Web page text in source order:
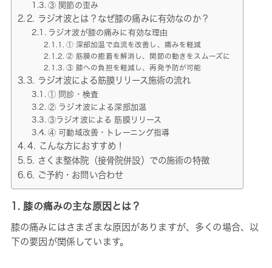
③ 関節の歪み
2. ラジオ波とは？なぜ膝の痛みに有効なのか？
ラジオ波が膝の痛みに有効な理由
① 深部加温で血流を改善し、痛みを軽減
② 筋膜の癒着を解消し、関節の動きをスムーズに
③ 膝への負担を軽減し、再発予防が可能
3. ラジオ波による筋膜リリース施術の流れ
① 問診・検査
② ラジオ波による深部加温
③ラジオ波による 筋膜リリース
④ 可動域改善・トレーニング指導
4. こんな方におすすめ！
5. さくま整体院（接骨院併設）での施術の特徴
6. ご予約・お問い合わせ
1. 膝の痛みの主な原因とは？
膝の痛みにはさまざまな原因がありますが、多くの場合、以
下の要因が関係しています。